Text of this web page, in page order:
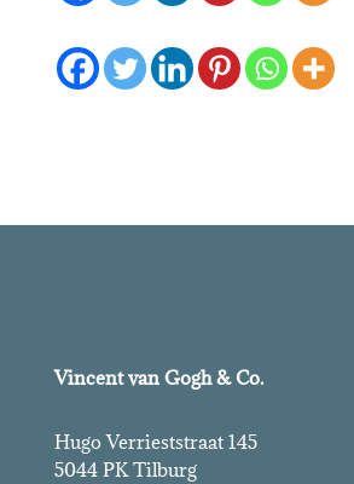
Vincent van Gogh & Co.
Hugo Verrieststraat 145
5044 PK Tilburg